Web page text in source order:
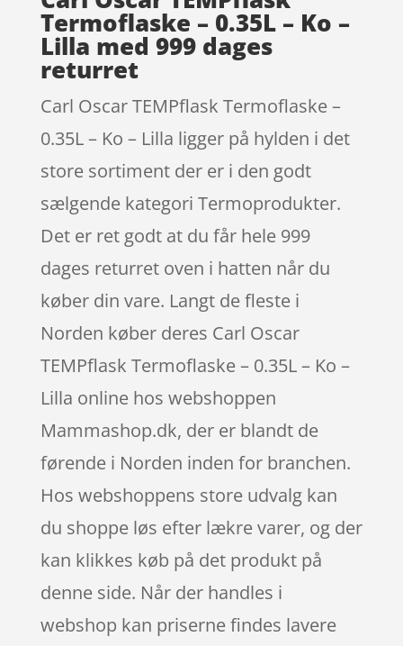
Termoflaske – 0.35L – Ko –
Lilla med 999 dages
returret
Carl Oscar TEMPflask Termoflaske –
0.35L – Ko – Lilla ligger på hylden i det
store sortiment der er i den godt
sælgende kategori Termoprodukter.
Det er ret godt at du får hele 999
dages returret oven i hatten når du
køber din vare. Langt de fleste i
Norden køber deres Carl Oscar
TEMPflask Termoflaske – 0.35L – Ko –
Lilla online hos webshoppen
Mammashop.dk, der er blandt de
førende i Norden inden for branchen.
Hos webshoppens store udvalg kan
du shoppe løs efter lækre varer, og der
kan klikkes køb på det produkt på
denne side. Når der handles i
webshop kan priserne findes lavere